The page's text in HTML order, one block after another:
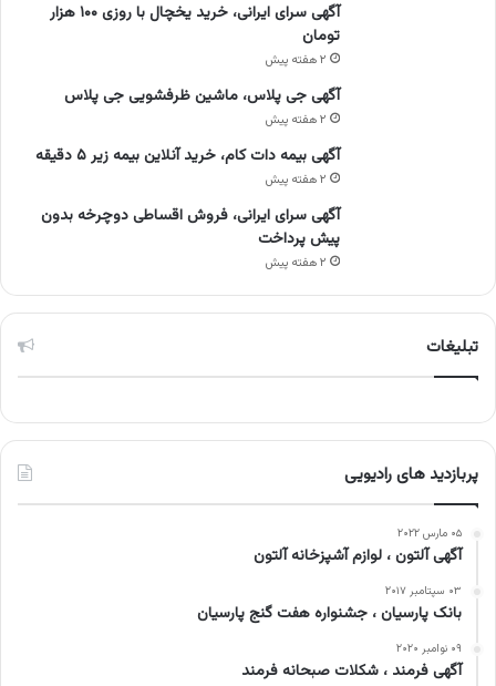
آگهی سرای ایرانی، خرید یخچال با روزی ۱۰۰ هزار
تومان
۲ هفته پیش
آگهی جی پلاس، ماشین ظرفشویی جی پلاس
۲ هفته پیش
آگهی بیمه دات کام، خرید آنلاین بیمه زیر ۵ دقیقه
۲ هفته پیش
آگهی سرای ایرانی، فروش اقساطی دوچرخه بدون
پیش پرداخت
۲ هفته پیش
تبلیغات
پربازدید های رادیویی
۰۵ مارس ۲۰۲۲
آگهی آلتون ، لوازم آشپزخانه آلتون
۰۳ سپتامبر ۲۰۱۷
بانک پارسیان ، جشنواره هفت گنج پارسیان
۰۹ نوامبر ۲۰۲۰
آگهی فرمند ، شکلات صبحانه فرمند